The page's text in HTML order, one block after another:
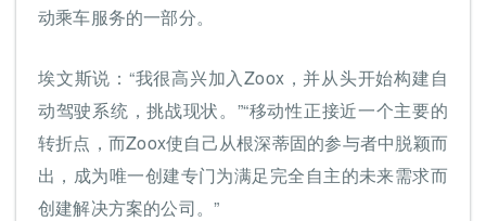
动乘车服务的一部分。
埃文斯说：“我很高兴加入Zoox，并从头开始构建自
动驾驶系统，挑战现状。”“移动性正接近一个主要的
转折点，而Zoox使自己从根深蒂固的参与者中脱颖而
出，成为唯一创建专门为满足完全自主的未来需求而
创建解决方案的公司。”